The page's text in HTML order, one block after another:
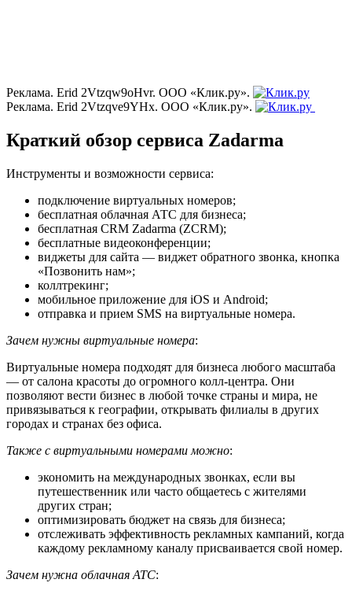
Реклама. Erid 2Vtzqw9oHvr. ООО «Клик.ру».
Реклама. Erid 2Vtzqve9YHx. ООО «Клик.ру».
Краткий обзор сервиса Zadarma
Инструменты и возможности сервиса:
подключение виртуальных номеров;
бесплатная облачная АТС для бизнеса;
бесплатная CRM Zadarma (ZCRM);
бесплатные видеоконференции;
виджеты для сайта — виджет обратного звонка, кнопка
«Позвонить нам»;
коллтрекинг;
мобильное приложение для iOS и Android;
отправка и прием SMS на виртуальные номера.
Зачем нужны виртуальные номера:
Виртуальные номера подходят для бизнеса любого масштаба
— от салона красоты до огромного колл-центра. Они
позволяют вести бизнес в любой точке страны и мира, не
привязываться к географии, открывать филиалы в других
городах и странах без офиса.
Также с виртуальными номерами можно:
экономить на международных звонках, если вы
путешественник или часто общаетесь с жителями
других стран;
оптимизировать бюджет на связь для бизнеса;
отслеживать эффективность рекламных кампаний, когда
каждому рекламному каналу присваивается свой номер.
Зачем нужна облачная АТС: